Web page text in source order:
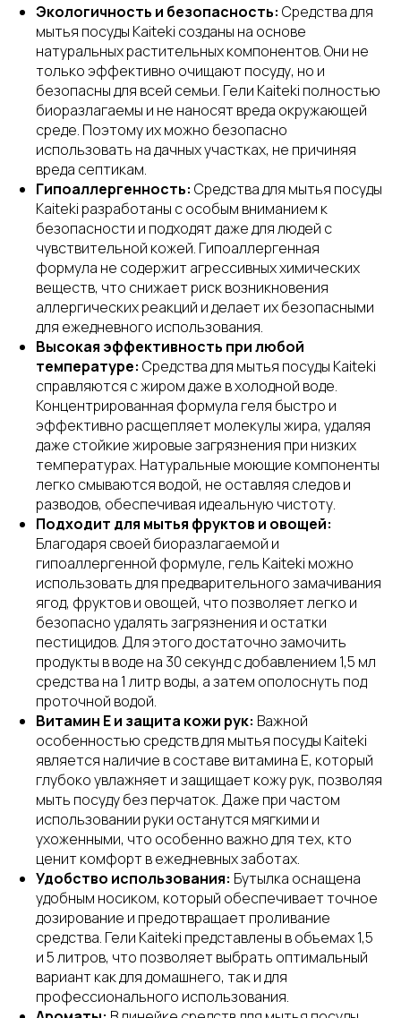
Экологичность и безопасность: Средства для
мытья посуды Kaiteki созданы на основе
натуральных растительных компонентов. Они не
только эффективно очищают посуду, но и
безопасны для всей семьи. Гели Kaiteki полностью
биоразлагаемы и не наносят вреда окружающей
среде. Поэтому их можно безопасно
использовать на дачных участках, не причиняя
вреда септикам.
Гипоаллергенность: Средства для мытья посуды
Kaiteki разработаны с особым вниманием к
безопасности и подходят даже для людей с
чувствительной кожей. Гипоаллергенная
формула не содержит агрессивных химических
веществ, что снижает риск возникновения
аллергических реакций и делает их безопасными
для ежедневного использования.
Высокая эффективность при любой
температуре: Средства для мытья посуды Kaiteki
справляются с жиром даже в холодной воде.
Концентрированная формула геля быстро и
эффективно расщепляет молекулы жира, удаляя
даже стойкие жировые загрязнения при низких
температурах. Натуральные моющие компоненты
легко смываются водой, не оставляя следов и
разводов, обеспечивая идеальную чистоту.
Подходит для мытья фруктов и овощей:
Благодаря своей биоразлагаемой и
гипоаллергенной формуле, гель Kaiteki можно
использовать для предварительного замачивания
ягод, фруктов и овощей, что позволяет легко и
безопасно удалять загрязнения и остатки
пестицидов. Для этого достаточно замочить
продукты в воде на 30 секунд с добавлением 1,5 мл
средства на 1 литр воды, а затем ополоснуть под
проточной водой.
Витамин Е и защита кожи рук: Важной
особенностью средств для мытья посуды Kaiteki
является наличие в составе витамина Е, который
глубоко увлажняет и защищает кожу рук, позволяя
мыть посуду без перчаток. Даже при частом
использовании руки останутся мягкими и
ухоженными, что особенно важно для тех, кто
ценит комфорт в ежедневных заботах.
Удобство использования: Бутылка оснащена
удобным носиком, который обеспечивает точное
дозирование и предотвращает проливание
средства. Гели Kaiteki представлены в объемах 1,5
и 5 литров, что позволяет выбрать оптимальный
вариант как для домашнего, так и для
профессионального использования.